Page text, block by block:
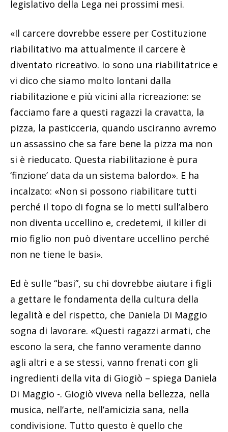
legislativo della Lega nei prossimi mesi.
«Il carcere dovrebbe essere per Costituzione
riabilitativo ma attualmente il carcere è
diventato ricreativo. Io sono una riabilitatrice e
vi dico che siamo molto lontani dalla
riabilitazione e più vicini alla ricreazione: se
facciamo fare a questi ragazzi la cravatta, la
pizza, la pasticceria, quando usciranno avremo
un assassino che sa fare bene la pizza ma non
si è rieducato. Questa riabilitazione è pura
‘finzione’ data da un sistema balordo». E ha
incalzato: «Non si possono riabilitare tutti
perché il topo di fogna se lo metti sull’albero
non diventa uccellino e, credetemi, il killer di
mio figlio non può diventare uccellino perché
non ne tiene le basi».
Ed è sulle “basi”, su chi dovrebbe aiutare i figli
a gettare le fondamenta della cultura della
legalità e del rispetto, che Daniela Di Maggio
sogna di lavorare. «Questi ragazzi armati, che
escono la sera, che fanno veramente danno
agli altri e a se stessi, vanno frenati con gli
ingredienti della vita di Giogiò – spiega Daniela
Di Maggio -. Giogiò viveva nella bellezza, nella
musica, nell’arte, nell’amicizia sana, nella
condivisione. Tutto questo è quello che